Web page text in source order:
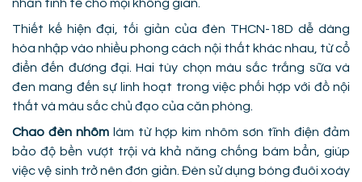
nhấn tinh tế cho mọi không gian.
Thiết kế hiện đại, tối giản của đèn THCN-18D dễ dàng
hòa nhập vào nhiều phong cách nội thất khác nhau, từ cổ
điển đến đương đại. Hai tùy chọn màu sắc trắng sữa và
đen mang đến sự linh hoạt trong việc phối hợp với đồ nội
thất và màu sắc chủ đạo của căn phòng.
Chao đèn nhôm làm từ hợp kim nhôm sơn tĩnh điện đảm
bảo độ bền vượt trội và khả năng chống bám bẩn, giúp
việc vệ sinh trở nên đơn giản. Đèn sử dụng bóng đuôi xoáy